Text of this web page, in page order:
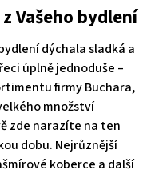
Vašeho bydlení
dýchala sladká a
úplně jednoduše –
firmy Buchara,
množství
zde narazíte na ten
dobu. Nejrůznější
koberce a další